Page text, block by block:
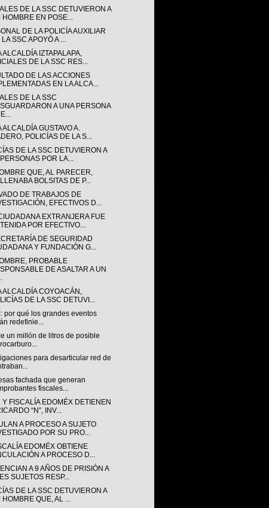
DE LA SSC DETUVIERON A
HOMBRE EN POSE...
DE LA POLICÍA AUXILIAR
LA SSC APOYÓ A ...
ALCALDÍA IZTAPALAPA,
DE LA SSC RES...
DE LAS ACCIONES
EN LA ALCA...
DE LA SSC
A UNA PERSONA
ALCALDÍA GUSTAVO A.
POLICÍAS DE LA S...
DE LA SSC DETUVIERON A
POR LA...
QUE, AL PARECER,
BOLSITAS DE P...
DE TRABAJOS DE
EFECTIVOS D...
EXTRANJERA FUE
POR EFECTIVO...
DE SEGURIDAD
Y FUNDACIÓN G...
PROBABLE
DE ASALTAR A UN
ALCALDÍA COYOACÁN,
DE LA SSC DETUVI...
por qué los grandes eventos
redefinie...
un millón de litros de posible
para desarticular red de
fachada que generan
fiscales...
Y FISCALÍA EDOMÉX DETIENEN
“N”, INV...
A PROCESO A SUJETO
POR SU PRO...
EDOMÉX OBTIENE
A PROCESO D...
A 9 AÑOS DE PRISIÓN A
SUJETOS RESP...
DE LA SSC DETUVIERON A
HOMBRE QUE, AL ...